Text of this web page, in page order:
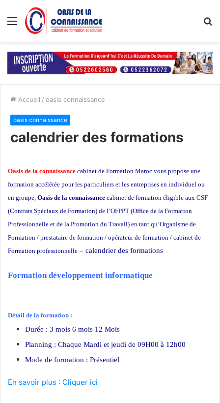
Menu
Accueil / oasis connaissance
oasis connaissance
calendrier des formations
Oasis de la connaissance cabinet de Formation Maroc vous propose une
formation accélérée pour les particuliers et les entreprises en individuel ou
en groupe, Oasis de la connaissance cabinet de formation éligible aux CSF
(Contrats Spéciaux de Formation) de l’OFPPT (Office de la Formation
Professionnelle et de la Promotion du Travail) en tant qu’Organisme de
Formation / prestataire de formation / opérateur de formation / cabinet de
Formation professionnelle – calendrier des formations
Formation développement informatique
Détail de la formation :
Durée : 3 mois 6 mois 12 Mois
Planning : Chaque Mardi et jeudi de 09H00 à 12h00
Mode de formation : Présentiel
En savoir plus : Cliquer ici